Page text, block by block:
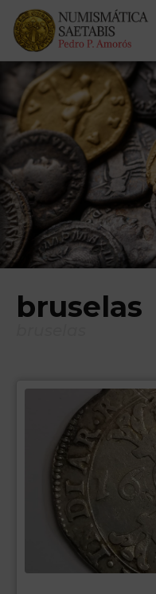
bruselas